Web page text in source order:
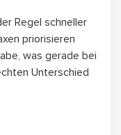
Regel schneller
priorisieren
was gerade bei
Unterschied